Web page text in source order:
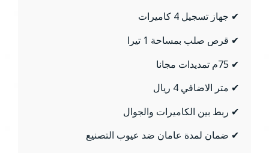
✔ جهاز تسجيل 4 كاميرات
✔ قرص صلب بمساحة 1 تيرا
✔ 75م تمديدات مجانا
✔ متر الاضافي 4 ريال
✔ ربط بين الكاميرات والجوال
✔ ضمان لمدة عامان ضد عيوب التصنيع